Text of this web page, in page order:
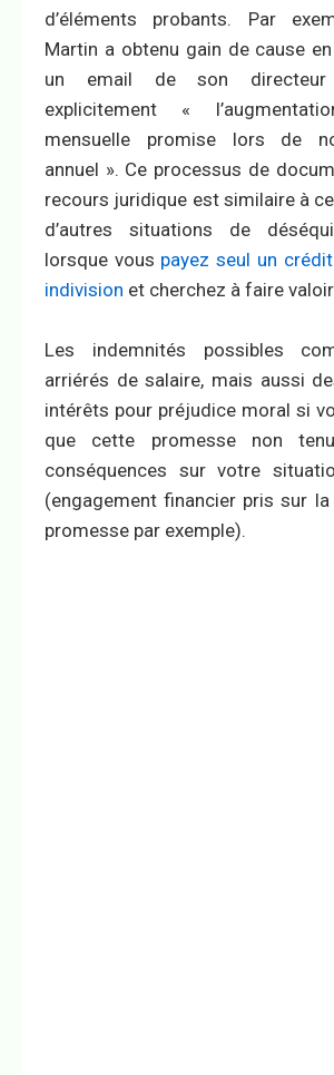
d’éléments probants. Par
Martin a obtenu gain de cause
un email de son directeur
explicitement «
mensuelle promise lors de
annuel ». Ce processus de
recours juridique est similaire à
d’autres situations de
lorsque vous payez seul un
indivision et cherchez à faire
Les indemnités possibles
arriérés de salaire, mais aussi
intérêts pour préjudice moral si
que cette promesse non
conséquences sur votre
(engagement financier pris sur
promesse par exemple).